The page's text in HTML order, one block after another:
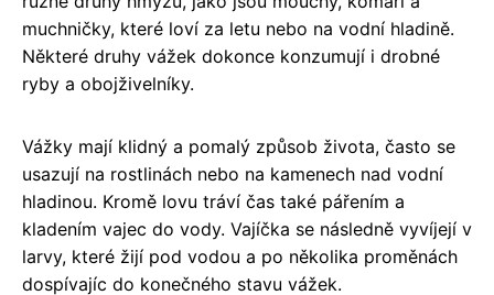
muchničky, které loví za letu nebo na vodní hladině.
Některé druhy vážek dokonce konzumují i drobné
ryby a obojživelníky.
Vážky mají klidný a pomalý způsob života, často se
usazují na rostlinách nebo na kamenech nad vodní
hladinou. Kromě lovu tráví čas také pářením a
kladením vajec do vody. Vajíčka se následně vyvíjejí v
larvy, které žijí pod vodou a po několika proměnách
dospívajíc do konečného stavu vážek.